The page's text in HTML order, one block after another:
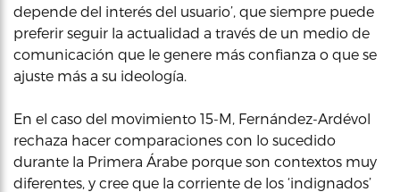
depende del interés del usuario’, que siempre puede
preferir seguir la actualidad a través de un medio de
comunicación que le genere más confianza o que se
ajuste más a su ideología.
En el caso del movimiento 15-M, Fernández-Ardévol
rechaza hacer comparaciones con lo sucedido
durante la Primera Árabe porque son contextos muy
diferentes, y cree que la corriente de los ‘indignados’